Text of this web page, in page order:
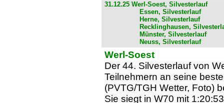
31.12.25 Werl-Soest, Silvesterlauf
Essen, Silvesterlauf
Herne, Silvesterlauf
Recklinghausen,
Münster, Silvesterlauf
Neuss, Silvesterlauf
Werl-Soest
Der 44. Silvesterlauf von
Teilnehmern an seine
(PVTG/TGH Wetter, Foto)
Sie siegt in W70 mit